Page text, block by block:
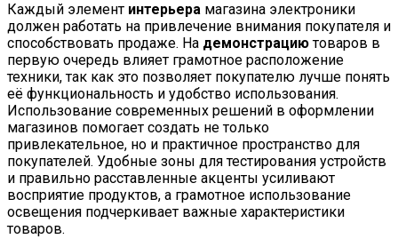
Каждый элемент интерьера магазина электроники
должен работать на привлечение внимания покупателя и
способствовать продаже. На демонстрациютоваров в
первую очередь влияет грамотное расположение
техники, так как это позволяет покупателю лучше понять
её функциональность и удобство использования.
Использование современных решений в оформлении
магазинов помогает создать не только
привлекательное, но и практичное пространство для
покупателей. Удобные зоны для тестирования устройств
и правильно расставленные акценты усиливают
восприятие продуктов, а грамотное использование
освещения подчеркивает важные характеристики
товаров.